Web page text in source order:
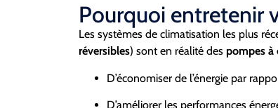
Pourquoi entretenir
Les systèmes de climatisation les plus
réversibles) sont en réalité des pompes à
D’économiser de l’énergie par
D’améliorer les performances